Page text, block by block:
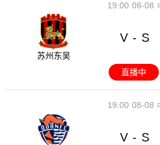
08-08
19:00
苏州东吴
V - S
直播中
08-08
19:00
V - S